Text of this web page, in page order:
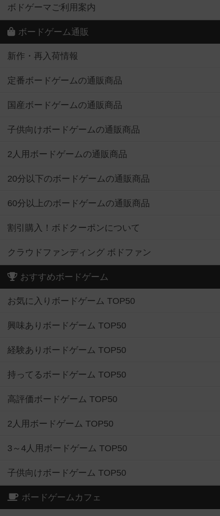
ボドゲーマご利用案内
ボードゲーム通販
新作・再入荷情報
定番ボードゲームの通販商品
国産ボードゲームの通販商品
子供向けボードゲームの通販商品
2人用ボードゲームの通販商品
20分以下のボードゲームの通販商品
60分以上のボードゲームの通販商品
割引購入！ボドクーポンについて
クラウドファンディング ボドファン
おすすめボードゲーム
お気に入りボードゲーム TOP50
興味ありボードゲーム TOP50
経験ありボードゲーム TOP50
持ってるボードゲーム TOP50
高評価ボードゲーム TOP50
2人用ボードゲーム TOP50
3～4人用ボードゲーム TOP50
子供向けボードゲーム TOP50
ボードゲームカフェ